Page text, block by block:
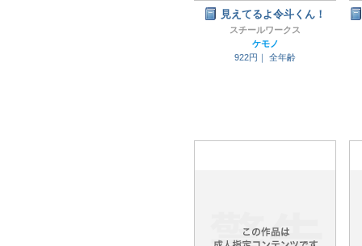
見えてるよ令斗くん！
スチールワークス
ケモノ
922円｜
全年齢